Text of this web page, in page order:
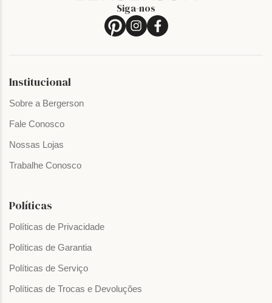
Siga-nos
Institucional
Sobre a Bergerson
Fale Conosco
Nossas Lojas
Trabalhe Conosco
Políticas
Políticas de Privacidade
Políticas de Garantia
Políticas de Serviço
Políticas de Trocas e Devoluções